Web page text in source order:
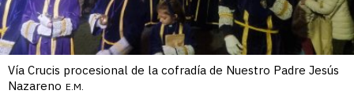
Vía Crucis procesional de la cofradía de Nuestro Padre Jesús
Nazareno E.M.